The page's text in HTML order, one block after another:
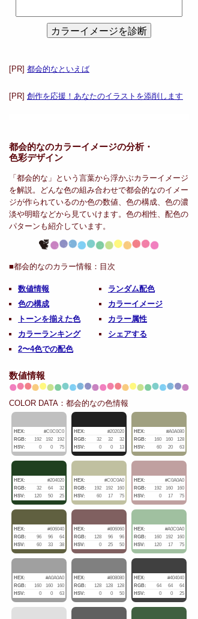
[PR] 都会的なといえば
[PR] 創作を応援！あなたのイラストを添削します
都会的なのカラーイメージの分析・
色彩デザイン
「都会的な」という言葉から浮かぶカラーイメージ
を解説。どんな色の組み合わせで都会的なのイメー
ジが作られているのか色の数値、色の構成、色の濃
淡や明暗などから見ていけます。色の相性、配色の
パターンも紹介しています。
■都会的なのカラー情報： 目次
数値情報
色の構成
トーンを揃えた色
カラーランキング
2〜4色での配色
ランダム配色
カラーイメージ
カラー属性
シェアする
数値情報
COLOR DATA：都会的なの色情報
HEX:
#C0C0C0
RGB:
192 192
192
HSV:
0 0 75
HEX:
#202020
RGB:
32 32
32
HSV:
0 0 13
HEX:
#A0A080
RGB:
160 160
128
HSV:
60 20 63
HEX:
#204020
RGB:
32 64
32
HSV:
120 50 25
HEX:
#C0C0A0
RGB:
192 192
160
HSV:
60 17 75
HEX:
#C0A0A0
RGB:
192 160
160
HSV:
0 17 75
HEX:
#606040
RGB:
96 96
64
HSV:
60 33 38
HEX:
#806060
RGB:
128 96
96
HSV:
0 25 50
HEX:
#A0C0A0
RGB:
160 192
160
HSV:
120 17 75
HEX:
#A0A0A0
RGB:
160 160
160
HSV:
0 0 63
HEX:
#808080
RGB:
128 128
128
HSV:
0 0 50
HEX:
#404040
RGB:
64 64
64
HSV:
0 0 25